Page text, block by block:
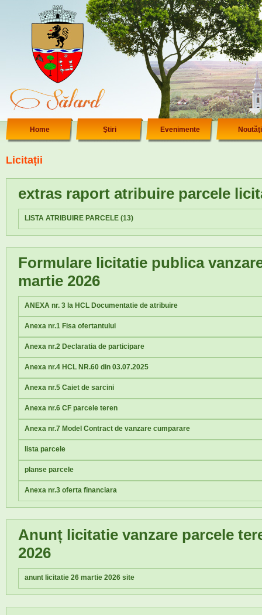
Home Ştiri Evenimente Noutăţi
Licitații
extras raport atribuire parcele
LISTA ATRIBUIRE PARCELE (13)
Formulare licitatie publica
martie 2026
ANEXA nr. 3 la HCL Documentatie de atribuire
Anexa nr.1 Fisa ofertantului
Anexa nr.2 Declaratia de participare
Anexa nr.4 HCL NR.60 din 03.07.2025
Anexa nr.5 Caiet de sarcini
Anexa nr.6 CF parcele teren
Anexa nr.7 Model Contract de vanzare cumparare
lista parcele
planse parcele
Anexa nr.3 oferta financiara
Anunț licitatie vanzare parcele
2026
anunt licitatie 26 martie 2026 site